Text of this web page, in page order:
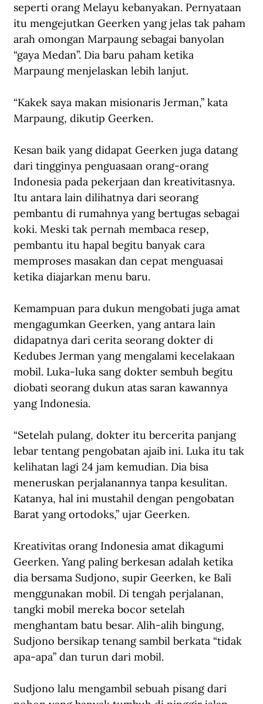
seperti orang Melayu kebanyakan. Pernyataan
itu mengejutkan Geerken yang jelas tak paham
arah omongan Marpaung sebagai banyolan
“gaya Medan”. Dia baru paham ketika
Marpaung menjelaskan lebih lanjut.
“Kakek saya makan misionaris Jerman,” kata
Marpaung, dikutip Geerken.
Kesan baik yang didapat Geerken juga datang
dari tingginya penguasaan orang-orang
Indonesia pada pekerjaan dan kreativitasnya.
Itu antara lain dilihatnya dari seorang
pembantu di rumahnya yang bertugas sebagai
koki. Meski tak pernah membaca resep,
pembantu itu hapal begitu banyak cara
memproses masakan dan cepat menguasai
ketika diajarkan menu baru.
Kemampuan para dukun mengobati juga amat
mengagumkan Geerken, yang antara lain
didapatnya dari cerita seorang dokter di
Kedubes Jerman yang mengalami kecelakaan
mobil. Luka-luka sang dokter sembuh begitu
diobati seorang dukun atas saran kawannya
yang Indonesia.
“Setelah pulang, dokter itu bercerita panjang
lebar tentang pengobatan ajaib ini. Luka itu tak
kelihatan lagi 24 jam kemudian. Dia bisa
meneruskan perjalanannya tanpa kesulitan.
Katanya, hal ini mustahil dengan pengobatan
Barat yang ortodoks,” ujar Geerken.
Kreativitas orang Indonesia amat dikagumi
Geerken. Yang paling berkesan adalah ketika
dia bersama Sudjono, supir Geerken, ke Bali
menggunakan mobil. Di tengah perjalanan,
tangki mobil mereka bocor setelah
menghantam batu besar. Alih-alih bingung,
Sudjono bersikap tenang sambil berkata “tidak
apa-apa” dan turun dari mobil.
Sudjono lalu mengambil sebuah pisang dari